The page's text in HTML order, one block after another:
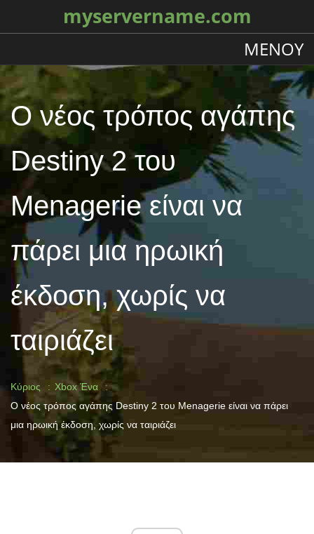
myservername.com
ΜΕΝΟΎ
Ο νέος τρόπος αγάπης
Destiny 2 του
Menagerie είναι να
πάρει μια ηρωική
έκδοση, χωρίς να
ταιριάζει
Κύριος
Xbox Ένα
Ο νέος τρόπος αγάπης Destiny 2 του Menagerie είναι να πάρει
μια ηρωική έκδοση, χωρίς να ταιριάζει